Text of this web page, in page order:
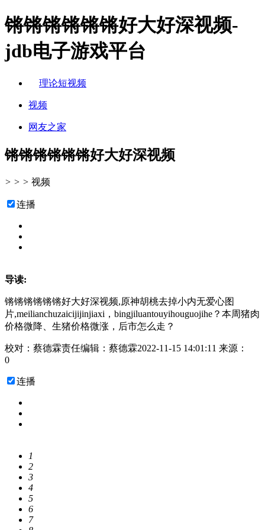
锵锵锵锵锵锵好大好深视频-
jdb电子游戏平台
理论短视频
视频
网友之家
锵锵锵锵锵锵好大好深视频
> > > 视频
连播
导读:
锵锵锵锵锵锵好大好深视频,原神胡桃去掉小内无爱心图
片,meilianchuzaicijijinjiaxi，bingjiluantouyihouguojihe？本周猪肉
价格微降、生猪价格微涨，后市怎么走？
2022-11-15 14:01:11 来源：
校对：蔡德霖责任编辑：蔡德霖
0
连播
1
2
3
4
5
6
7